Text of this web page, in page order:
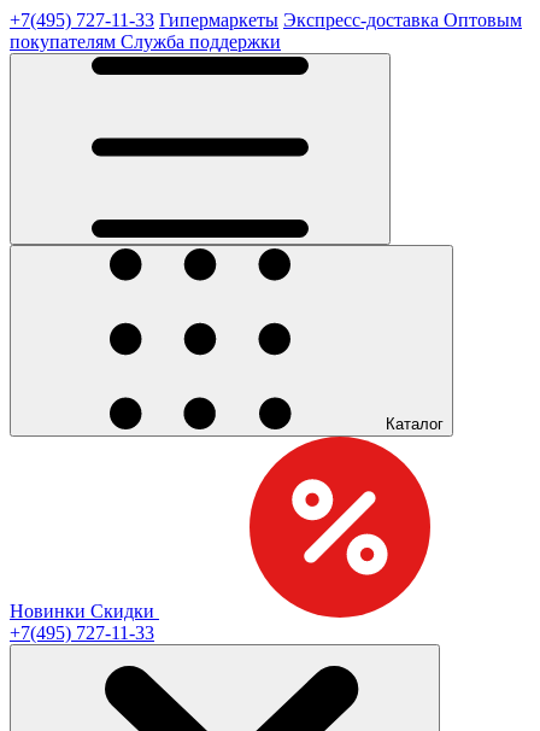
+7(495) 727-11-33 Гипермаркеты Экспресс-доставка Оптовым
покупателям Служба поддержки
Каталог
Новинки Скидки
+7(495) 727-11-33